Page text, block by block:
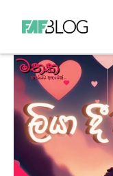
content